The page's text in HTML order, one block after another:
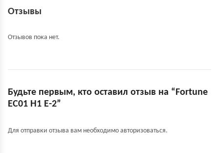
Отзывы
Отзывов пока нет.
Будьте первым, кто оставил отзыв на “Fortune
EC01 H1 E-2”
Для отправки отзыва вам необходимо авторизоваться.